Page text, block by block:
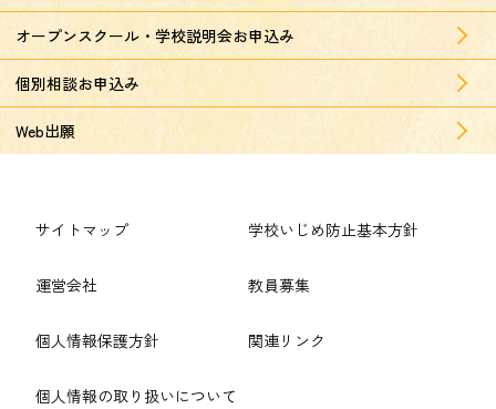
オープンスクール・学校説明会お申込み
個別相談お申込み
Web出願
サイトマップ
運営会社
個人情報保護方針
個人情報の取り扱いについて
学校いじめ防止基本方針
教員募集
関連リンク